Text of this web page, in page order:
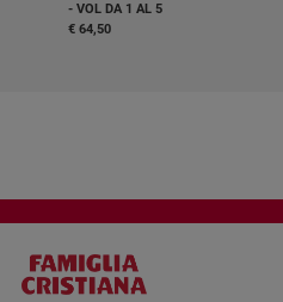
- VOL DA 1 AL 5
€ 64,50